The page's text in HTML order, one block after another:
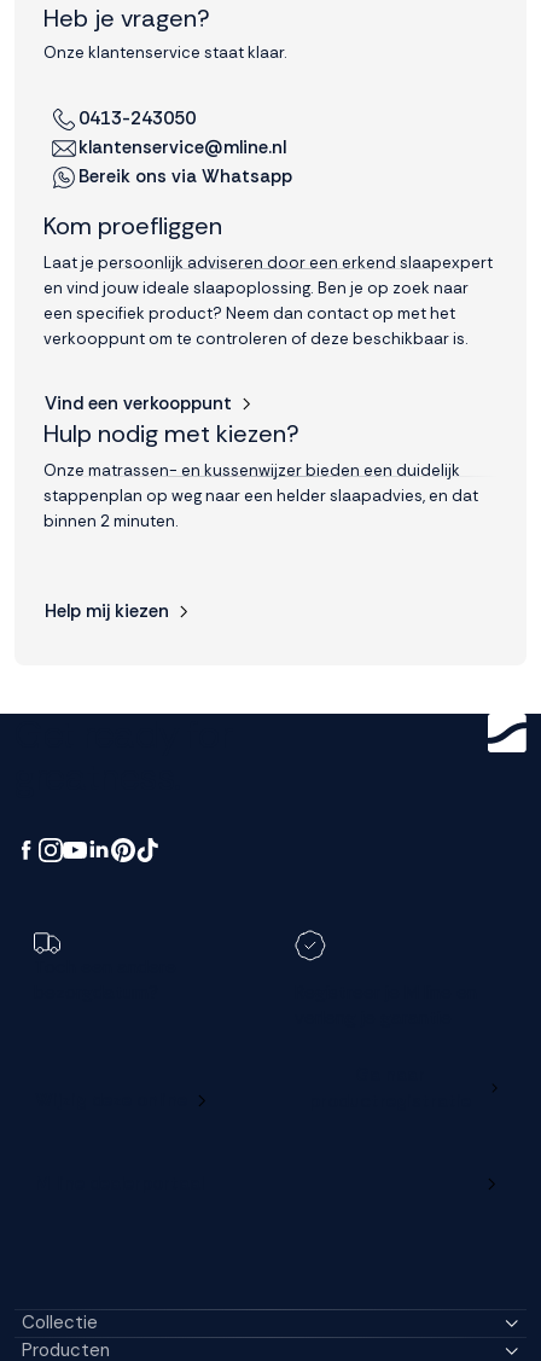
Heb je vragen?
Onze klantenservice staat klaar.
0413-243050
klantenservice@mline.nl
Bereik ons via Whatsapp
Kom proefliggen
Laat je persoonlijk adviseren door een erkend slaapexpert
en vind jouw ideale slaapoplossing. Ben je op zoek naar
een specifiek product? Neem dan contact op met het
verkooppunt om te controleren of deze beschikbaar is.
Vind een verkooppunt
Hulp nodig met kiezen?
Onze matrassen- en kussenwijzer bieden een duidelijk
stappenplan op weg naar een helder slaapadvies, en dat
binnen 2 minuten.
Help mij kiezen
Collectie
Producten